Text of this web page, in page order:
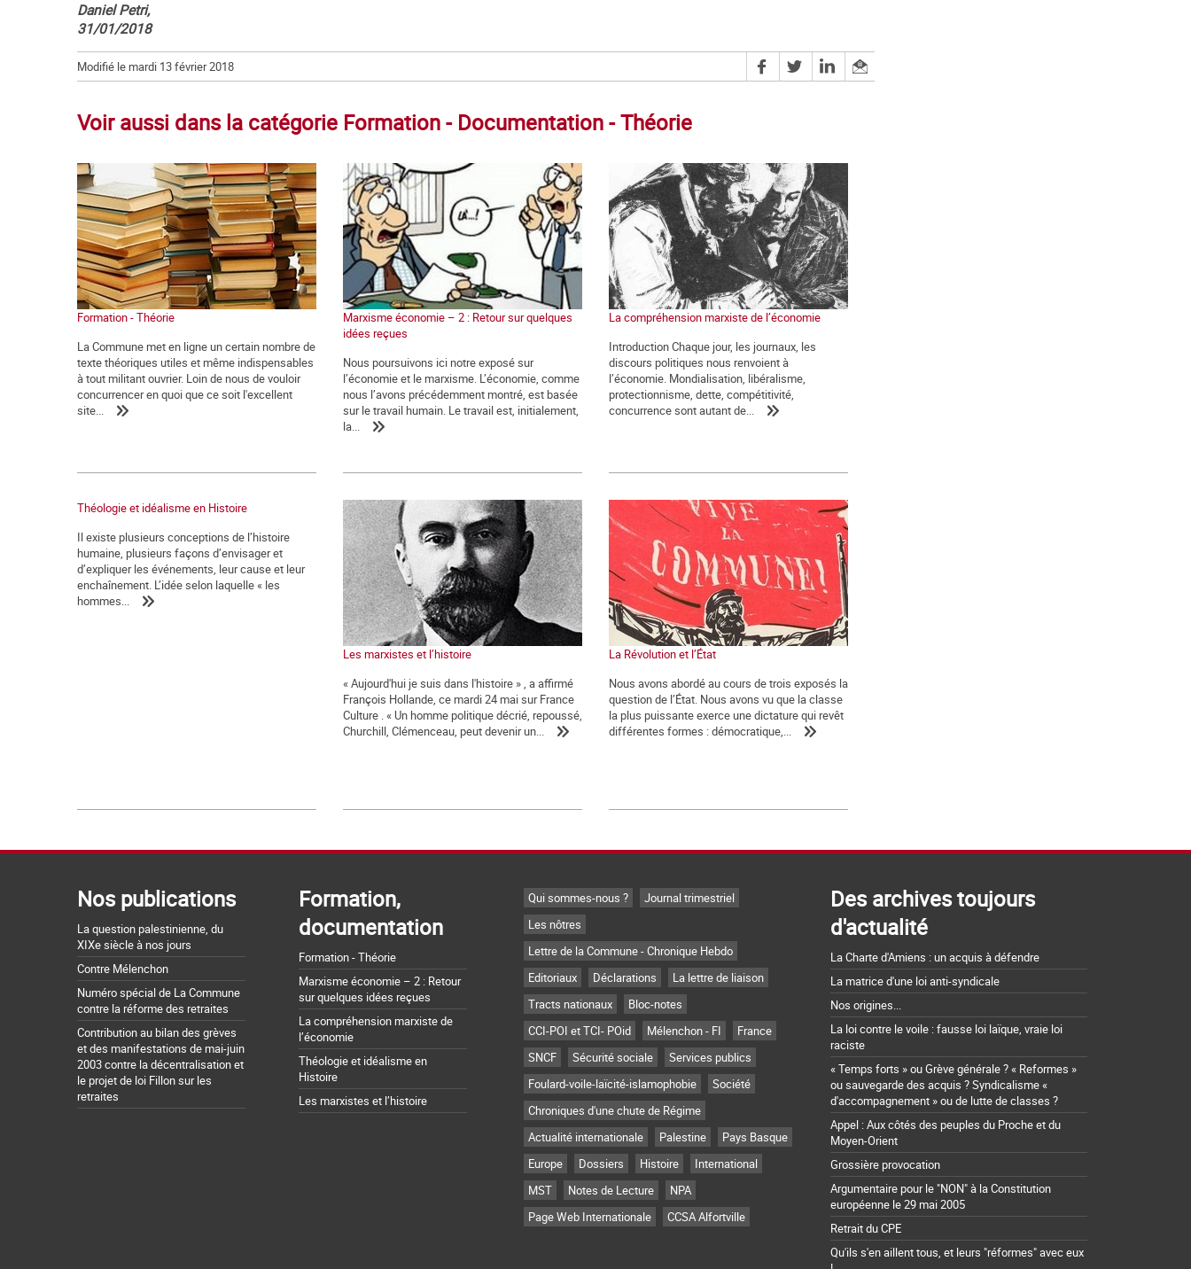
Daniel Petri,
31/01/2018
Modifié le mardi 13 février 2018
Voir aussi dans la catégorie Formation - Documentation - Théorie
Formation - Théorie
La Commune met en ligne un certain nombre de
texte théoriques utiles et même indispensables
à tout militant ouvrier. Loin de nous de vouloir
concurrencer en quoi que ce soit l'excellent
site...
Marxisme économie – 2 : Retour sur quelques
idées reçues
Nous poursuivons ici notre exposé sur
l’économie et le marxisme. L’économie, comme
nous l’avons précédemment montré, est basée
sur le travail humain. Le travail est, initialement,
la...
La compréhension marxiste de l’économie
Introduction Chaque jour, les journaux, les
discours politiques nous renvoient à
l’économie. Mondialisation, libéralisme,
protectionnisme, dette, compétitivité,
concurrence sont autant de...
Théologie et idéalisme en Histoire
Il existe plusieurs conceptions de l’histoire
humaine, plusieurs façons d’envisager et
d’expliquer les événements, leur cause et leur
enchaînement. L’idée selon laquelle « les
hommes...
Les marxistes et l’histoire
« Aujourd'hui je suis dans l'histoire » , a affirmé
François Hollande, ce mardi 24 mai sur France
Culture . « Un homme politique décrié, repoussé,
Churchill, Clémenceau, peut devenir un...
La Révolution et l’État
Nous avons abordé au cours de trois exposés la
question de l’État. Nous avons vu que la classe
la plus puissante exerce une dictature qui revêt
différentes formes : démocratique,...
Nos publications
La question palestinienne, du
XIXe siècle à nos jours
Contre Mélenchon
Numéro spécial de La Commune
contre la réforme des retraites
Contribution au bilan des grèves
et des manifestations de mai-juin
2003 contre la décentralisation et
le projet de loi Fillon sur les
retraites
Formation,
documentation
Formation - Théorie
Marxisme économie – 2 : Retour
sur quelques idées reçues
La compréhension marxiste de
l’économie
Théologie et idéalisme en
Histoire
Les marxistes et l’histoire
Qui sommes-nous ?
Journal trimestriel
Les nôtres
Lettre de la Commune - Chronique Hebdo
Editoriaux
Déclarations
La lettre de liaison
Tracts nationaux
Bloc-notes
CCI-POI et TCI- POid
Mélenchon - FI
France
SNCF
Sécurité sociale
Services publics
Foulard-voile-laïcité-islamophobie
Société
Chroniques d'une chute de Régime
Actualité internationale
Palestine
Pays Basque
Europe
Dossiers Histoire
International
MST
Notes de Lecture
NPA
Page Web Internationale
CCSA Alfortville
Des archives toujours
d'actualité
La Charte d'Amiens : un acquis à défendre
La matrice d'une loi anti-syndicale
Nos origines...
La loi contre le voile : fausse loi laïque, vraie loi
raciste
« Temps forts » ou Grève générale ? « Reformes »
ou sauvegarde des acquis ? Syndicalisme «
d'accompagnement » ou de lutte de classes ?
Appel : Aux côtés des peuples du Proche et du
Moyen-Orient
Grossière provocation
Argumentaire pour le "NON" à la Constitution
européenne le 29 mai 2005
Retrait du CPE
Qu'ils s'en aillent tous, et leurs "réformes" avec eux